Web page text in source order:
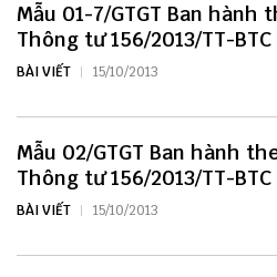
Mẫu 01-7/GTGT Ban hành
Thông tư 156/2013/TT-BTC
BÀI VIẾT 15/10/2013
Mẫu 02/GTGT Ban hành
Thông tư 156/2013/TT-BTC
BÀI VIẾT 15/10/2013